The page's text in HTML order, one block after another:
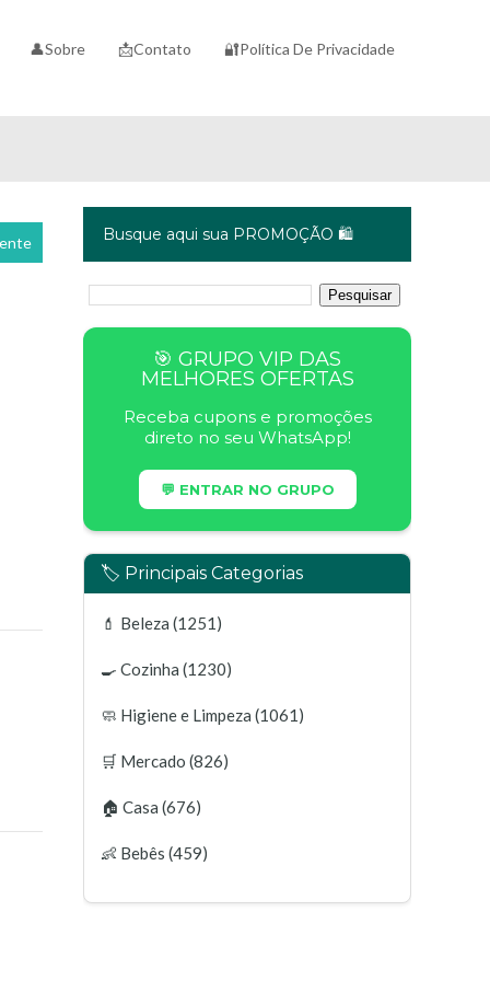
👤Sobre 📩Contato 🔐Política De Privacidade
Busque aqui sua PROMOÇÃO 🛍️
🎯 GRUPO VIP DAS
MELHORES OFERTAS
Receba cupons e promoções
direto no seu WhatsApp!
💬 ENTRAR NO GRUPO
🏷️ Principais Categorias
💄 Beleza (1251)
🍳 Cozinha (1230)
🧼 Higiene e Limpeza (1061)
🛒 Mercado (826)
🏠 Casa (676)
👶 Bebês (459)